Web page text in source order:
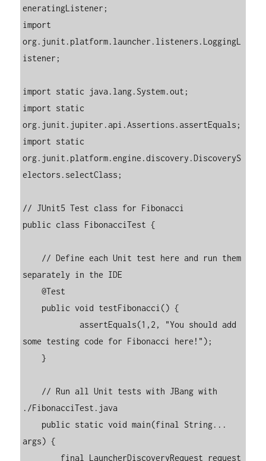
eneratingListener;
import
org.junit.platform.launcher.listeners.LoggingL
istener;
import static java.lang.System.out;
import static
org.junit.jupiter.api.Assertions.assertEquals;
import static
org.junit.platform.engine.discovery.DiscoveryS
electors.selectClass;
// JUnit5 Test class for Fibonacci
public class FibonacciTest {
separately in the IDE
    @Test
            assertEquals(1,2, "You should add
some testing code for Fibonacci here!");
    }
./FibonacciTest.java
args) {